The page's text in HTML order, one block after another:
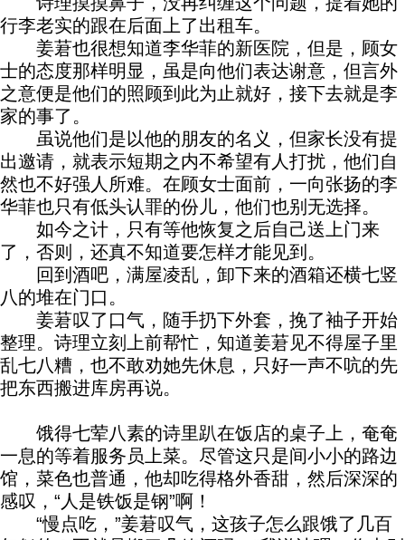
行李老实的跟在后面上了出租车。
姜莙也很想知道李华菲的新医院，但是，顾女
士的态度那样明显，虽是向他们表达谢意，但言外
之意便是他们的照顾到此为止就好，接下去就是李
家的事了。
虽说他们是以他的朋友的名义，但家长没有提
出邀请，就表示短期之内不希望有人打扰，他们自
然也不好强人所难。在顾女士面前，一向张扬的李
华菲也只有低头认罪的份儿，他们也别无选择。
如今之计，只有等他恢复之后自己送上门来
了，否则，还真不知道要怎样才能见到。
回到酒吧，满屋凌乱，卸下来的酒箱还横七竖
八的堆在门口。
姜莙叹了口气，随手扔下外套，挽了袖子开始
整理。诗理立刻上前帮忙，知道姜莙见不得屋子里
乱七八糟，也不敢劝她先休息，只好一声不吭的先
把东西搬进库房再说。
饿得七荤八素的诗里趴在饭店的桌子上，奄奄
一息的等着服务员上菜。尽管这只是间小小的路边
馆，菜色也普通，他却吃得格外香甜，然后深深的
感叹，“人是铁饭是钢”啊！
“慢点吃，”姜莙叹气，这孩子怎么跟饿了几百